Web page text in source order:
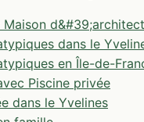
dans le
en Île-de-
Piscine privée
dans le Yvelines